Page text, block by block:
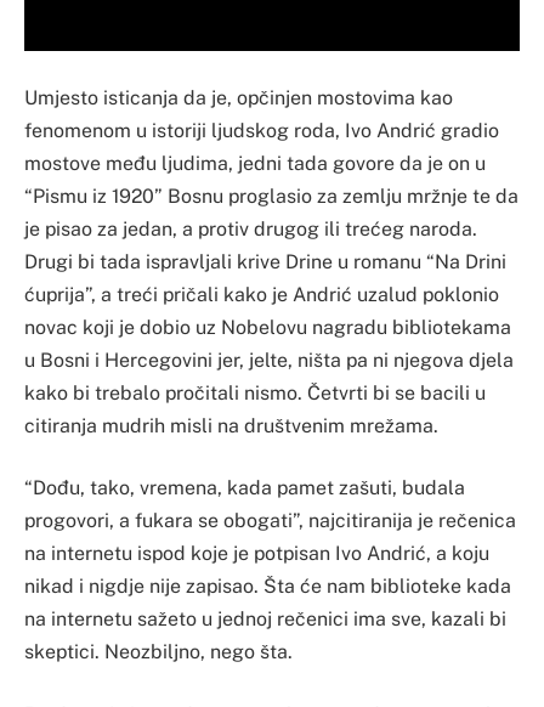
Umjesto isticanja da je, opčinjen mostovima kao
fenomenom u istoriji ljudskog roda, Ivo Andrić gradio
mostove među ljudima, jedni tada govore da je on u
“Pismu iz 1920” Bosnu proglasio za zemlju mržnje te da
je pisao za jedan, a protiv drugog ili trećeg naroda.
Drugi bi tada ispravljali krive Drine u romanu “Na Drini
ćuprija”, a treći pričali kako je Andrić uzalud poklonio
novac koji je dobio uz Nobelovu nagradu bibliotekama
u Bosni i Hercegovini jer, jelte, ništa pa ni njegova djela
kako bi trebalo pročitali nismo. Četvrti bi se bacili u
citiranja mudrih misli na društvenim mrežama.
“Dođu, tako, vremena, kada pamet zašuti, budala
progovori, a fukara se obogati”, najcitiranija je rečenica
na internetu ispod koje je potpisan Ivo Andrić, a koju
nikad i nigdje nije zapisao. Šta će nam biblioteke kada
na internetu sažeto u jednoj rečenici ima sve, kazali bi
skeptici. Neozbiljno, nego šta.